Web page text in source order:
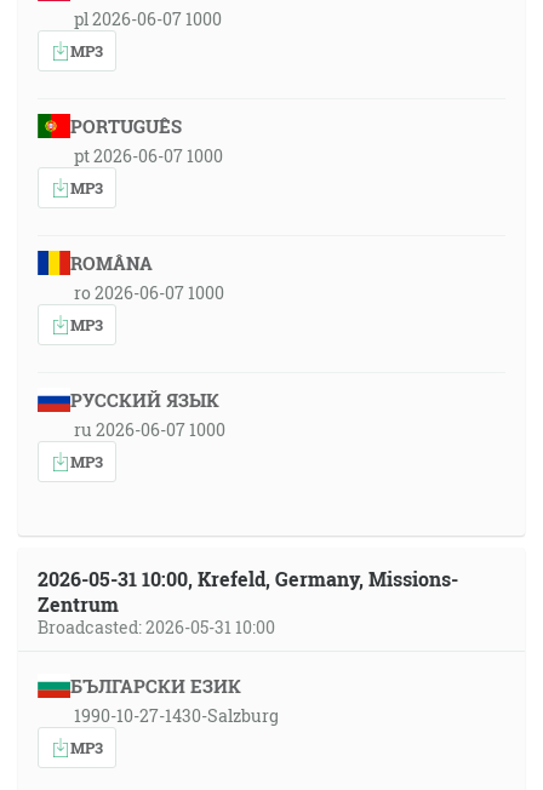
pl 2026-06-07 1000
MP3
PORTUGUÊS
pt 2026-06-07 1000
MP3
ROMÂNA
ro 2026-06-07 1000
MP3
РУССКИЙ ЯЗЫК
ru 2026-06-07 1000
MP3
2026-05-31 10:00, Krefeld, Germany, Missions-
Zentrum
Broadcasted: 2026-05-31 10:00
БЪЛГАРСКИ ЕЗИК
1990-10-27-1430-Salzburg
MP3